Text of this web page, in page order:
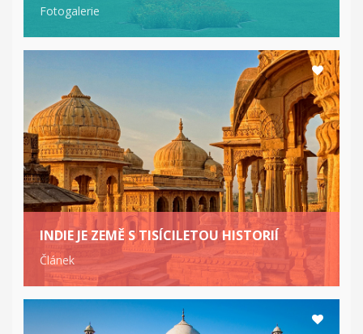
Fotogalerie
INDIE JE ZEMĚ S TISÍCILETOU HISTORIÍ
Článek